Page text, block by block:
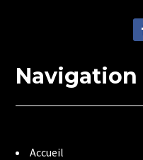
Navigation
Accueil